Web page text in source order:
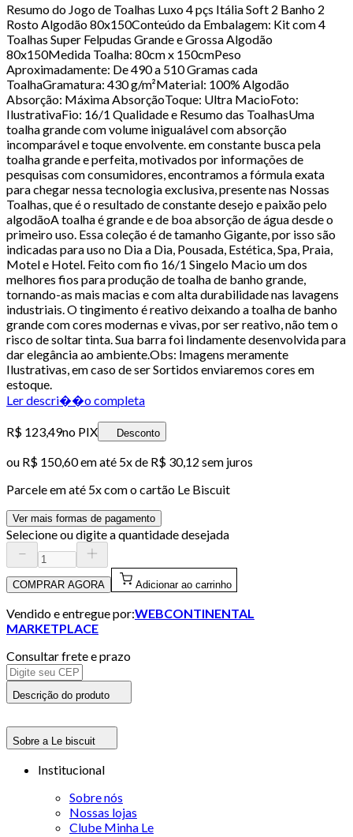
Resumo do Jogo de Toalhas Luxo 4 pçs Itália Soft 2 Banho 2
Rosto Algodão 80x150Conteúdo da Embalagem: Kit com 4
Toalhas Super Felpudas Grande e Grossa Algodão
80x150Medida Toalha: 80cm x 150cmPeso
Aproximadamente: De 490 a 510 Gramas cada
ToalhaGramatura: 430 g/m²Material: 100% Algodão
Absorção: Máxima AbsorçãoToque: Ultra MacioFoto:
IlustrativaFio: 16/1 Qualidade e Resumo das ToalhasUma
toalha grande com volume inigualável com absorção
incomparável e toque envolvente. em constante busca pela
toalha grande e perfeita, motivados por informações de
pesquisas com consumidores, encontramos a fórmula exata
para chegar nessa tecnologia exclusiva, presente nas Nossas
Toalhas, que é o resultado de constante desejo e paixão pelo
algodãoA toalha é grande e de boa absorção de água desde o
primeiro uso. Essa coleção é de tamanho Gigante, por isso são
indicadas para uso no Dia a Dia, Pousada, Estética, Spa, Praia,
Motel e Hotel. Feito com fio 16/1 Singelo Macio um dos
melhores fios para produção de toalha de banho grande,
tornando-as mais macias e com alta durabilidade nas lavagens
industriais. O tingimento é reativo deixando a toalha de banho
grande com cores modernas e vivas, por ser reativo, não tem o
risco de soltar tinta. Sua barra foi lindamente desenvolvida para
dar elegância ao ambiente.Obs: Imagens meramente
Ilustrativas, em caso de ser Sortidos enviaremos cores em
estoque.
Ler descri��o completa
R$ 123,49no PIX Desconto
ou R$ 150,60em até 5x de R$ 30,12 sem juros
Parcele em até 5x com o cartão Le Biscuit
Ver mais formas de pagamento
Selecione ou digite a quantidade desejada
COMPRAR AGORA Adicionar ao carrinho
Vendido e entregue por:WEBCONTINENTAL
MARKETPLACE
Consultar frete e prazo
Descrição do produto
Sobre a Le biscuit
Institucional
Sobre nós
Nossas lojas
Clube Minha Le